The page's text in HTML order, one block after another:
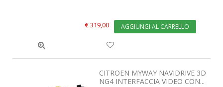
€ 319,00 AGGIUNGI AL CARRELLO
CITROEN MYWAY NAVIDRIVE 3D
NG4 INTERFACCIA VIDEO CON...